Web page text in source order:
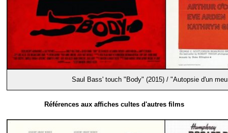
Saul Bass' touch "Body" (2015) / "Autopsie d'un
Références aux affiches cultes d'autres films